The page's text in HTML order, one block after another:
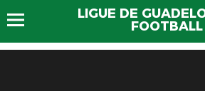
LIGUE DE
FOOTBALL